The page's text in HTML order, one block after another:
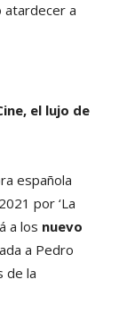
atardecer a
el lujo de
española
por ‘La
a los nuevo
a Pedro
de la